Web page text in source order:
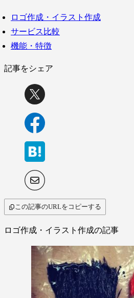
ロゴ作成・イラスト作成
サービス比較
機能・特徴
記事をシェア
この記事のURLをコピーする
ロゴ作成・イラスト作成の記事